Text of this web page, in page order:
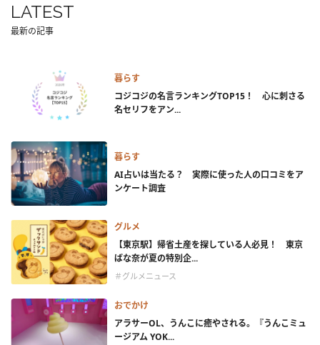
LATEST
最新の記事
暮らす
コジコジの名言ランキングTOP15！ 心に刺さる
名セリフをアン...
暮らす
AI占いは当たる？ 実際に使った人の口コミをア
ンケート調査
グルメ
【東京駅】帰省土産を探している人必見！ 東京
ばな奈が夏の特別企...
＃グルメニュース
おでかけ
アラサーOL、うんこに癒やされる。『うんこミュ
ージアム YOK...